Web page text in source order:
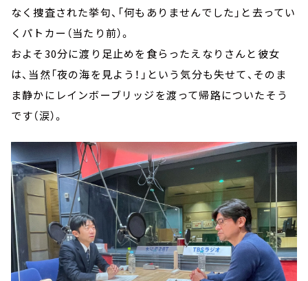
なく捜査された挙句、「何もありませんでした」と去ってい
くパトカー（当たり前）。
およそ30分に渡り足止めを食らったえなりさんと彼女
は、当然「夜の海を見よう！」という気分も失せて、そのま
ま静かにレインボーブリッジを渡って帰路についたそう
です（涙）。